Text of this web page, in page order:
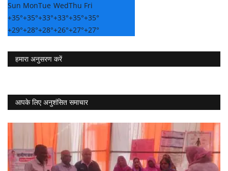
Sun MonTue WedThu Fri
+35°+35°+33°+33°+35°+35°
+29°+28°+28°+26°+27°+27°
हमारा अनुसरण करें
आपके लिए अनुशंसित समाचार